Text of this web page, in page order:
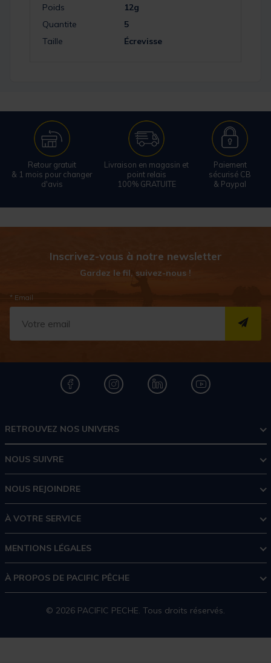
Poids
12g
Quantite
5
Taille
Écrevisse
Retour gratuit
& 1 mois pour changer
d'avis
Livraison en magasin et
point relais
100% GRATUITE
Paiement
sécurisé CB
& Paypal
Inscrivez-vous à notre newsletter
Gardez le fil, suivez-nous !
* Email
RETROUVEZ NOS UNIVERS
NOUS SUIVRE
NOUS REJOINDRE
À VOTRE SERVICE
MENTIONS LÉGALES
À PROPOS DE PACIFIC PÊCHE
© 2026 PACIFIC PECHE. Tous droits réservés.